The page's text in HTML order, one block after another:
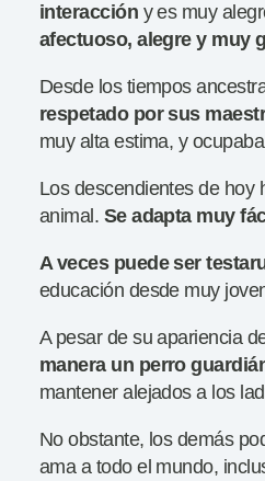
interacción y es muy
afectuoso, alegre y muy
Desde los tiempos
respetado por sus
muy alta estima, y
Los descendientes de hoy
animal. Se adapta muy
A veces puede ser
educación desde muy
A pesar de su apariencia
manera un perro
mantener alejados a los
No obstante, los demás
ama a todo el mundo,